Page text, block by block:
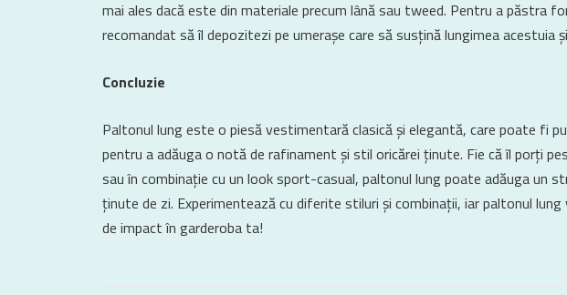
mai ales dacă este din materiale precum lână sau tweed. Pentru a păstra
recomandat să îl depozitezi pe umerașe care să susțină lungimea acestuia
Concluzie
Paltonul lung este o piesă vestimentară clasică și elegantă, care poate fi
pentru a adăuga o notă de rafinament și stil oricărei ținute. Fie că îl porți
sau în combinație cu un look sport-casual, paltonul lung poate adăuga un
ținute de zi. Experimentează cu diferite stiluri și combinații, iar paltonul
de impact în garderoba ta!